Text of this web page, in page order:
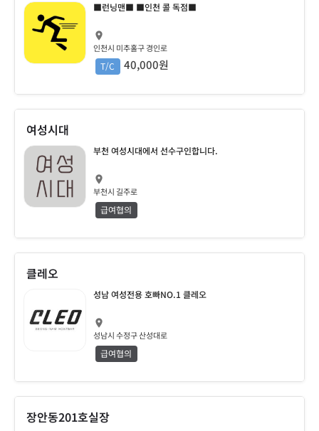
■런닝맨■ ■인천 콜 독점■
인천시 미추홀구 경인로
T/C 40,000원
여성시대
부천 여성시대에서 선수구인합니다.
부천시 길주로
급여협의
클레오
성남 여성전용 호빠NO.1 클레오
성남시 수정구 산성대로
급여협의
장안동201호실장